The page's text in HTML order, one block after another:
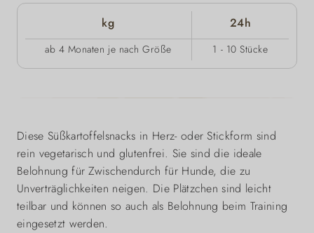
kg 24h
ab 4 Monaten je nach Größe 1 - 10 Stücke
Diese Süßkartoffelsnacks in Herz- oder Stickform sind
rein vegetarisch und glutenfrei. Sie sind die ideale
Belohnung für Zwischendurch für Hunde, die zu
Unverträglichkeiten neigen. Die Plätzchen sind leicht
teilbar und können so auch als Belohnung beim Training
eingesetzt werden.